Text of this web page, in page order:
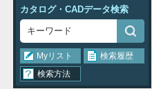
カタログ・CADデータ検索
Myリスト
検索履歴
検索方法